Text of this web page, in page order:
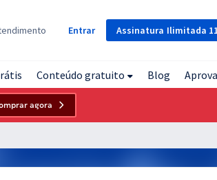
Assinatura Ilimitada 11
Entrar
Conteúdo gratuito Blog
agora